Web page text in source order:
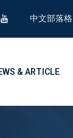
中文部落格
& ARTICLE